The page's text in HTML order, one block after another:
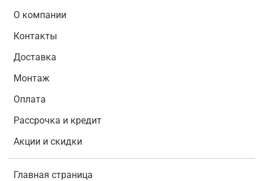
О компании
Контакты
Доставка
Монтаж
Оплата
Рассрочка и кредит
Акции и скидки
Главная страница